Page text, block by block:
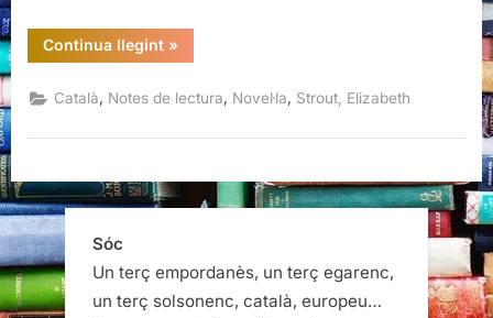
Continua llegint“Els
germans
Elizabeth
Strout”
»
Català, Notes de lectura, Novel·la, Strout, Elizabeth
Sóc
Un terç empordanès, un terç egarenc,
un terç solsonenc, català, europeu…